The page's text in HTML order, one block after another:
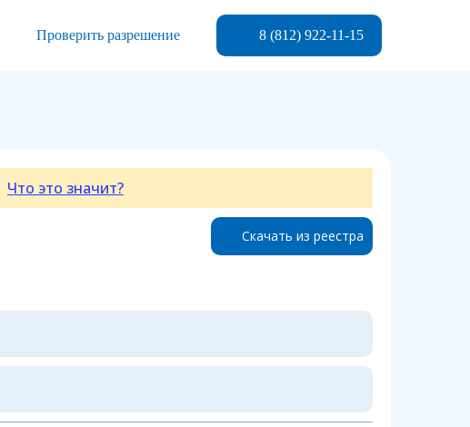
Проверить разрешение 8 (812) 922-11-15
Что это значит?
Скачать из реестра